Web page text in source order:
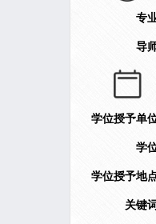
专
导
学位授予单
学
学位授予地
关键